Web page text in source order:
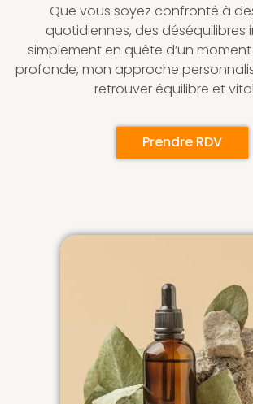
Que vous soyez confronté à
quotidiennes, des déséquilibres
simplement en quête d’un
profonde, mon approche
retrouver équilibre et
Prendre RDV